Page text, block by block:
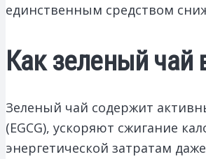
единственным средством
Как зеленый чай
Зеленый чай содержит
(EGCG), ускоряют сжигание
энергетической затратам